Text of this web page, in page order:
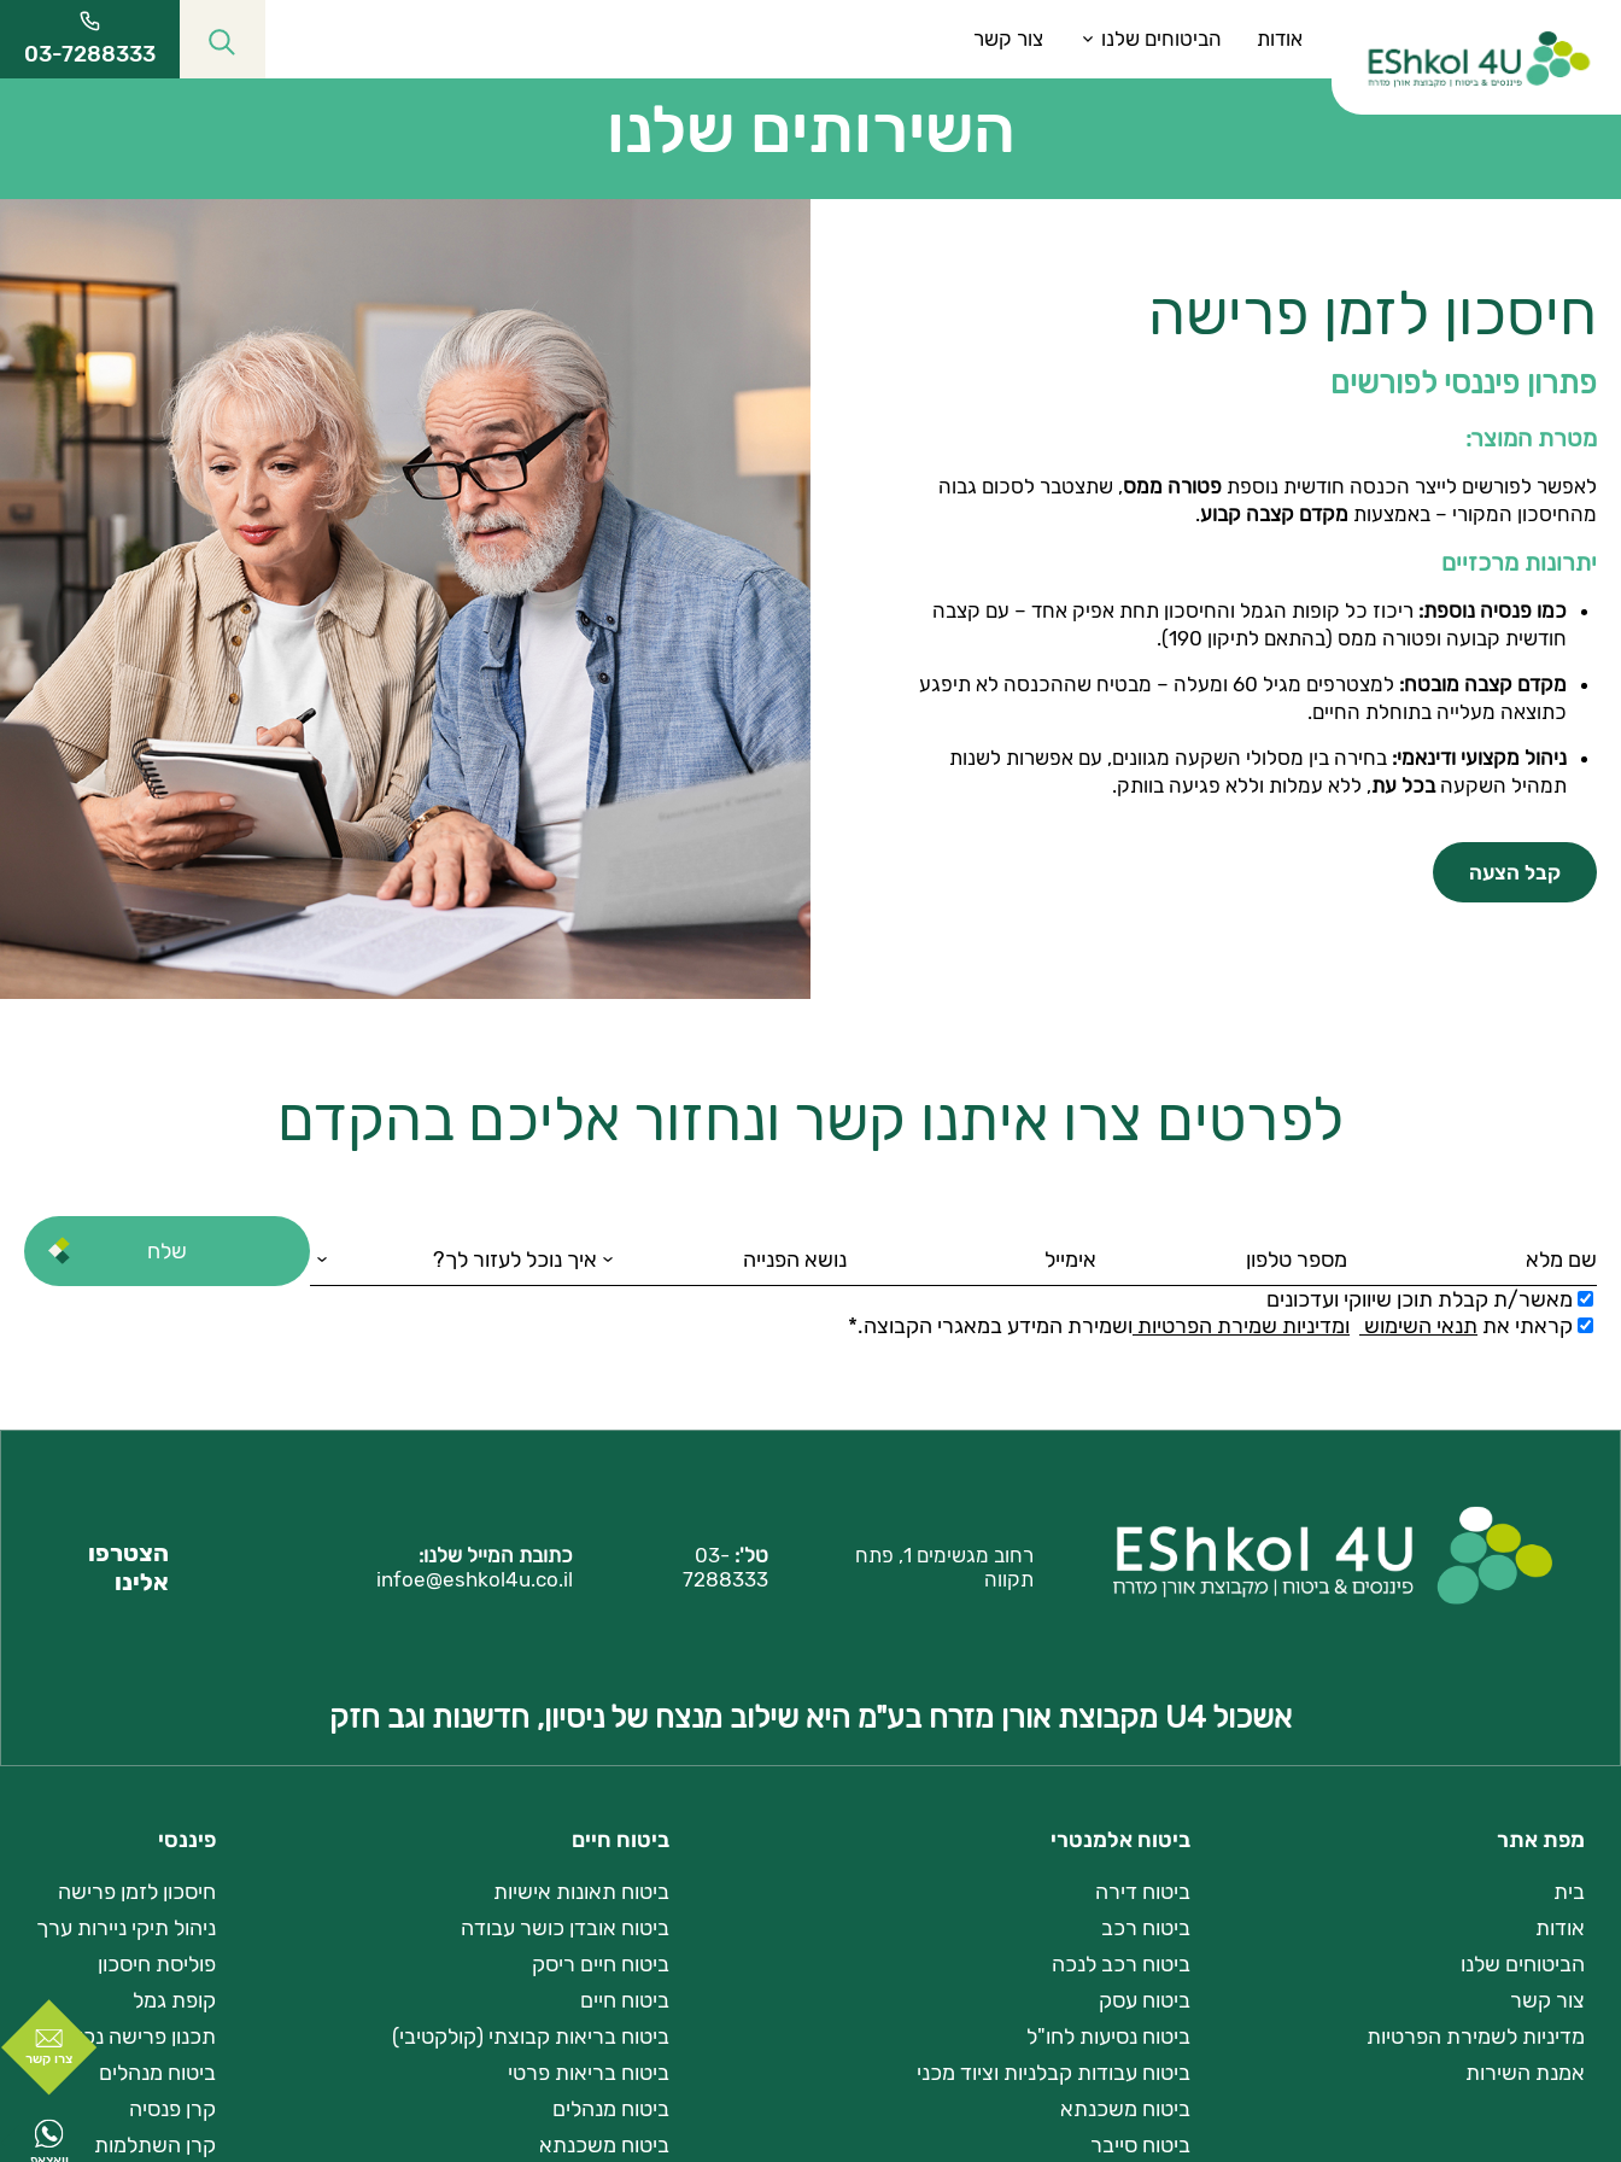
אודות הביטוחים שלנו צור קשר
03-7288333
צרו קשר
השירותים שלנו
חיסכון לזמן פרישה
פתרון פיננסי לפורשים
מטרת המוצר:
לאפשר לפורשים לייצר הכנסה חודשית נוספת פטורה ממס, שתצטבר לסכום גבוה
מהחיסכון המקורי – באמצעות מקדם קצבה קבוע.
יתרונות מרכזיים
כמו פנסיה נוספת: ריכוז כל קופות הגמל והחיסכון תחת אפיק אחד – עם קצבה
חודשית קבועה ופטורה ממס (בהתאם לתיקון 190).
מקדם קצבה מובטח:
למצטרפים מגיל 60 ומעלה – מבטיח שההכנסה לא תיפגע
כתוצאה מעלייה בתוחלת החיים.
ניהול מקצועי ודינאמי: בחירה בין מסלולי השקעה מגוונים, עם אפשרות לשנות
תמהיל השקעהבכל עת, ללא עמלות וללא פגיעה בוותק.
קבל הצעה
לפרטים צרו איתנו קשר ונחזור אליכם בהקדם
מאשר/ת קבלת תוכן שיווקי ועדכונים
קראתי את תנאי השימוש ומדיניות שמירת הפרטיות ושמירת המידע במאגרי הקבוצה.*
רחוב מגשימים 1, פתח
תקווה
טל': 03-
7288333
כתובת המייל שלנו:
infoe@eshkol4u.co.il
הצטרפו
אלינו
אשכול U4 מקבוצת אורן מזרח בע"מ היא שילוב מנצח של ניסיון, חדשנות וגב חזק
מפת אתר
בית
אודות
הביטוחים שלנו
צור קשר
מדיניות לשמירת הפרטיות
אמנת השירות
ביטוח אלמנטרי
ביטוח דירה
ביטוח רכב
ביטוח רכב לנכה
ביטוח עסק
ביטוח נסיעות לחו"ל
ביטוח עבודות קבלניות וציוד מכני
ביטוח משכנתא
ביטוח סייבר
ביטוח חיים
ביטוח תאונות אישיות
ביטוח אובדן כושר עבודה
ביטוח חיים ריסק
ביטוח חיים
ביטוח בריאות קבוצתי (קולקטיבי)
ביטוח בריאות פרטי
ביטוח מנהלים
ביטוח משכנתא
פיננסי
חיסכון לזמן פרישה
ניהול תיקי ניירות ערך
פוליסת חיסכון
קופת גמל
תכנון פרישה נכון
ביטוח מנהלים
קרן פנסיה
קרן השתלמות